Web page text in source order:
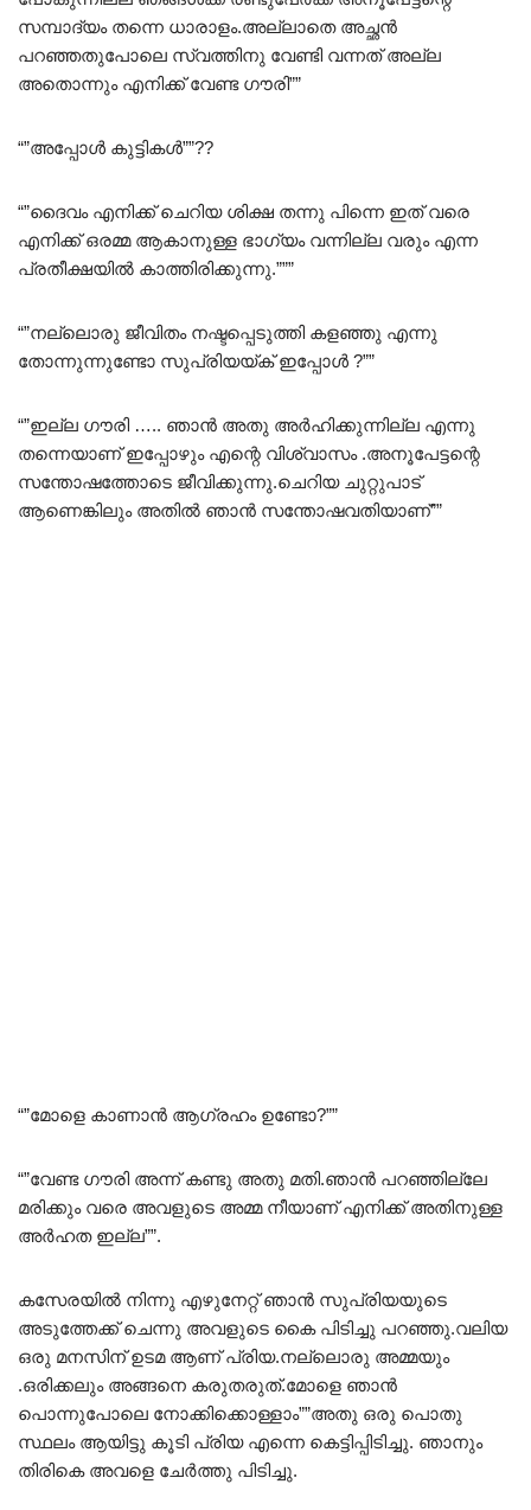
സമ്പാദ്യം തന്നെ ധാരാളം.അല്ലാതെ അച്ഛൻ
പറഞ്ഞതുപോലെ സ്വത്തിനു വേണ്ടി വന്നത് അല്ല
അതൊന്നും എനിക്ക് വേണ്ട ഗൗരി””
“”അപ്പോൾ കുട്ടികൾ””??
“”ദൈവം എനിക്ക് ചെറിയ ശിക്ഷ തന്നു പിന്നെ ഇത് വരെ
എനിക്ക് ഒരമ്മ ആകാനുള്ള ഭാഗ്യം വന്നില്ല വരും എന്ന
പ്രതീക്ഷയിൽ കാത്തിരിക്കുന്നു.”””
“”നല്ലൊരു ജീവിതം നഷ്ടപ്പെടുത്തി കളഞ്ഞു എന്നു
തോന്നുന്നുണ്ടോ സുപ്രിയയ്ക് ഇപ്പോൾ ?””
“”ഇല്ല ഗൗരി ….. ഞാൻ അതു അർഹിക്കുന്നില്ല എന്നു
തന്നെയാണ് ഇപ്പോഴും എന്റെ വിശ്വാസം .അനൂപേട്ടന്റെ
സന്തോഷത്തോടെ ജീവിക്കുന്നു.ചെറിയ ചുറ്റുപാട്
ആണെങ്കിലും അതിൽ ഞാൻ സന്തോഷവതിയാണ്””
“”മോളെ കാണാൻ ആഗ്രഹം ഉണ്ടോ?””
“”വേണ്ട ഗൗരി അന്ന് കണ്ടു അതു മതി.ഞാൻ പറഞ്ഞില്ലേ
മരിക്കും വരെ അവളുടെ അമ്മ നീയാണ് എനിക്ക് അതിനുള്ള
അർഹത ഇല്ല””.
കസേരയിൽ നിന്നു എഴുനേറ്റ് ഞാൻ സുപ്രിയയുടെ
അടുത്തേക്ക് ചെന്നു അവളുടെ കൈ പിടിച്ചു പറഞ്ഞു.വലിയ
ഒരു മനസിന്‌ ഉടമ ആണ് പ്രിയ.നല്ലൊരു അമ്മയും
.ഒരിക്കലും അങ്ങനെ കരുതരുത്.മോളെ ഞാൻ
പൊന്നുപോലെ നോക്കിക്കൊള്ളാം””അതു ഒരു പൊതു
സ്ഥലം ആയിട്ടു കൂടി പ്രിയ എന്നെ കെട്ടിപ്പിടിച്ചു. ഞാനും
തിരികെ അവളെ ചേർത്തു പിടിച്ചു.